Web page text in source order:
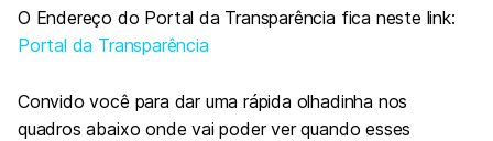
O Endereço do Portal da Transparência fica neste link:
Portal da Transparência
Convido você para dar uma rápida olhadinha nos
quadros abaixo onde vai poder ver quando esses